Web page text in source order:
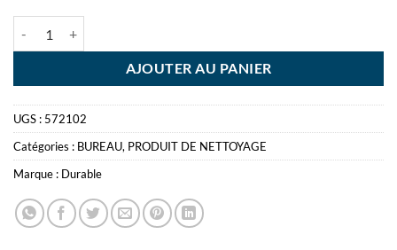
AJOUTER AU PANIER
UGS : 572102
Catégories : BUREAU, PRODUIT DE NETTOYAGE
Marque : Durable